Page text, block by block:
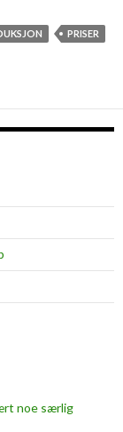
PRISER
noe særlig